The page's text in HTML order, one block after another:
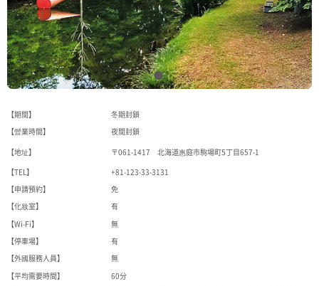
【期間】
冬期封鎖
【營業時間】
夜間封鎖
【地址】
〒061-1417 北海道惠庭市駒場町5丁目657-1
【TEL】
+81-123-33-3131
【申請預約】
免
【化妝室】
有
【Wi-Fi】
無
【停車場】
有
【外國服務人員】
無
【平均需要時間】
60分